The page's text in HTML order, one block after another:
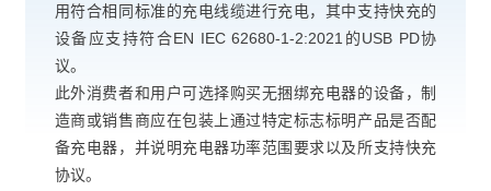
用符合相同标准的充电线缆进行充电，其中支持快充的
设备应支持符合EN IEC 62680-1-2:2021的USB PD协
议。
此外消费者和用户可选择购买无捆绑充电器的设备，制
造商或销售商应在包装上通过特定标志标明产品是否配
备充电器，并说明充电器功率范围要求以及所支持快充
协议。